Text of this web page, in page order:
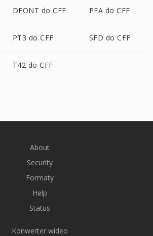
DFONT do CFF PFA do CFF
PT3 do CFF SFD do CFF
T42 do CFF
About
Security
Formaty
Help
Status
Konwerter wideo